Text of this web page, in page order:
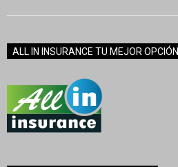
ALL IN INSURANCE TU MEJOR OPCIÓN